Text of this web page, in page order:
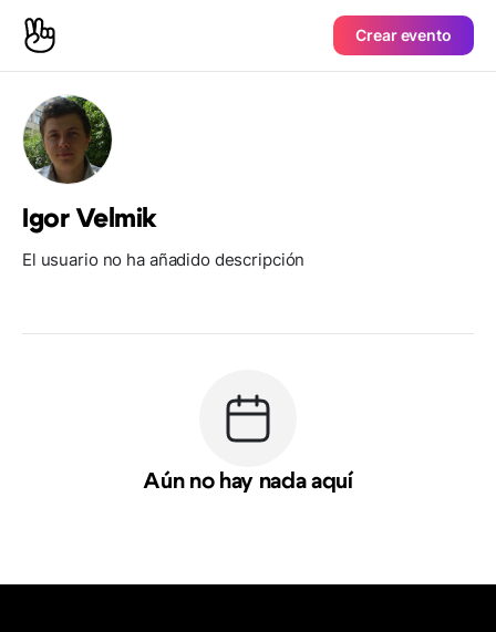
Crear evento
Igor Velmik
El usuario no ha añadido descripción
Aún no hay nada aquí